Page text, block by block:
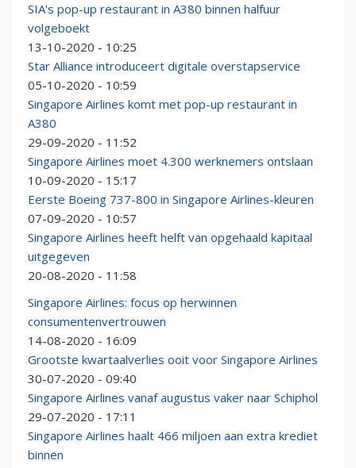
SIA's pop-up restaurant in A380 binnen halfuur
volgeboekt
13-10-2020 - 10:25
Star Alliance introduceert digitale overstapservice
05-10-2020 - 10:59
Singapore Airlines komt met pop-up restaurant in
A380
29-09-2020 - 11:52
Singapore Airlines moet 4.300 werknemers ontslaan
10-09-2020 - 15:17
Eerste Boeing 737-800 in Singapore Airlines-kleuren
07-09-2020 - 10:57
Singapore Airlines heeft helft van opgehaald kapitaal
uitgegeven
20-08-2020 - 11:58
Singapore Airlines: focus op herwinnen
consumentenvertrouwen
14-08-2020 - 16:09
Grootste kwartaalverlies ooit voor Singapore Airlines
30-07-2020 - 09:40
Singapore Airlines vanaf augustus vaker naar Schiphol
29-07-2020 - 17:11
Singapore Airlines haalt 466 miljoen aan extra krediet
binnen